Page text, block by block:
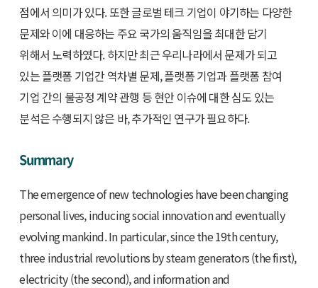
점에서 의미가 있다. 또한 글로벌 테크 기업이 야기하는 다양한
문제와 이에 대응하는 주요 국가의 움직임을 최대한 담기
위해서 노력하였다. 하지만 최근 우리나라에서 문제가 되고
있는 플랫폼 기업간 역차별 문제, 플랫폼 기업과 플랫폼 참여
기업 간의 불공정 계약 관행 등 현안 이슈에 대한 심도 있는
분석은 수행되지 않은 바, 추가적인 연구가 필요하다.
Summary
The emergence of new technologies have been changing
personal lives, inducing social innovation and eventually
evolving mankind. In particular, since the 19th century,
three industrial revolutions by steam generators (the first),
electricity (the second), and information and